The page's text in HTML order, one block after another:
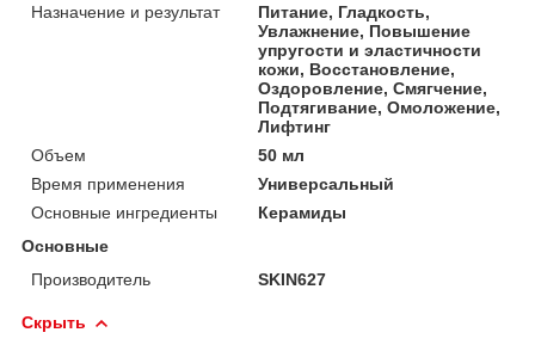
Назначение и результат
Питание, Гладкость,
Увлажнение, Повышение
упругости и эластичности
кожи, Восстановление,
Оздоровление, Смягчение,
Подтягивание, Омоложение,
Лифтинг
Объем
50 мл
Время применения
Универсальный
Основные ингредиенты
Керамиды
Основные
Производитель
SKIN627
Скрыть